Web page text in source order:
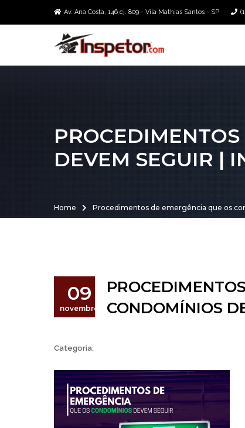
Av. Ana Costa, 146 cj. 809 - Vila Mathias Santos - SP
DEVEM SEGUIR |
Home Procedimentos de emergência que os
09
novembro
CONDOMÍNIOS
Categoria: